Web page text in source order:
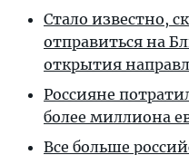
Стало известно,
отправиться на
открытия
Россияне
более миллиона
Все больше